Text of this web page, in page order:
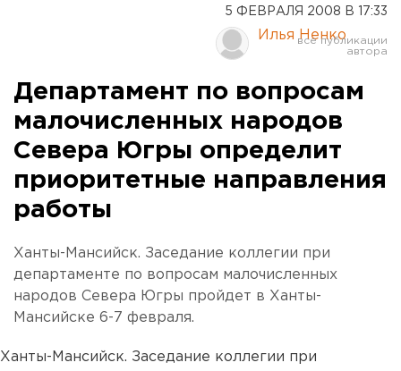
5 ФЕВРАЛЯ 2008 В 17:33
Илья Ненко
Департамент по вопросам
малочисленных народов
Севера Югры определит
приоритетные направления
работы
Ханты-Мансийск. Заседание коллегии при
департаменте по вопросам малочисленных
народов Севера Югры пройдет в Ханты-
Мансийске 6-7 февраля.
Ханты-Мансийск. Заседание коллегии при